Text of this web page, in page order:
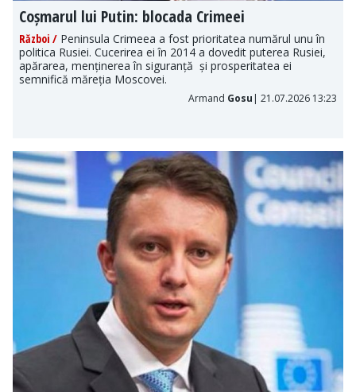
Coșmarul lui Putin: blocada Crimeei
Război / Peninsula Crimeea a fost prioritatea numărul unu în
politica Rusiei. Cucerirea ei în 2014 a dovedit puterea Rusiei,
apărarea, menținerea în siguranță și prosperitatea ei
semnifică măreția Moscovei.
Armand Gosu | 21.07.2026 13:23